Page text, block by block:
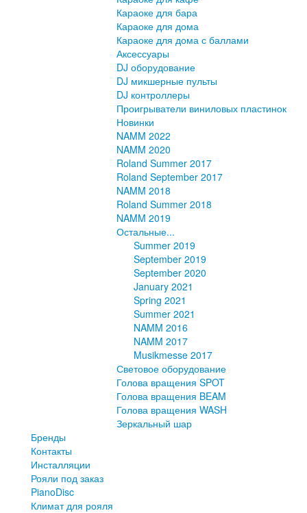
Караоке для бара
Караоке для дома
Караоке для дома с баллами
Аксессуары
DJ оборудование
DJ микшерные пульты
DJ контроллеры
Проигрыватели виниловых пластинок
Новинки
NAMM 2022
NAMM 2020
Roland Summer 2017
Roland September 2017
NAMM 2018
Roland Summer 2018
NAMM 2019
Остальные...
Summer 2019
September 2019
September 2020
January 2021
Spring 2021
Summer 2021
NAMM 2016
NAMM 2017
Musikmesse 2017
Световое оборудование
Голова вращения SPOT
Голова вращения BEAM
Голова вращения WASH
Зеркальный шар
Бренды
Контакты
Инсталляции
Рояли под заказ
PianoDisc
Климат для рояля